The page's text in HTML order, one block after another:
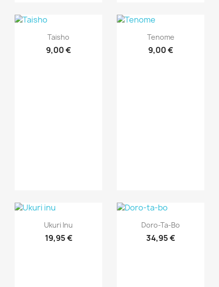
Vista rápida
Taisho
9,00 €
Vista rápida
Tenome
9,00 €
Vista rápida
Ukuri Inu
19,95 €
Vista rápida
Doro-Ta-Bo
34,95 €